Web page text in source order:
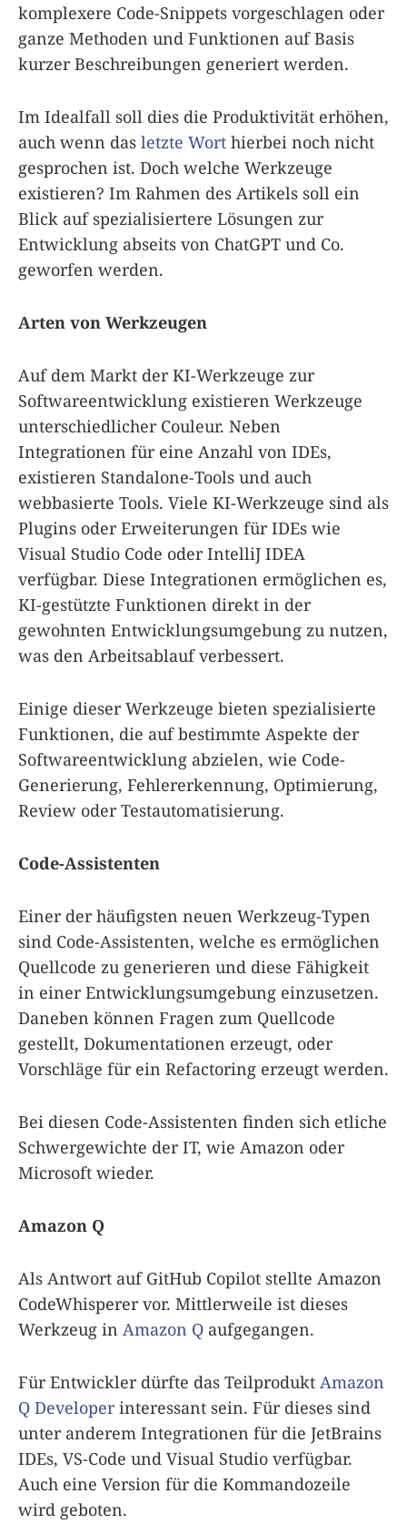
komplexere Code-Snippets vorgeschlagen oder
ganze Methoden und Funktionen auf Basis
kurzer Beschreibungen generiert werden.
Im Idealfall soll dies die Produktivität erhöhen,
auch wenn das letzte Wort hierbei noch nicht
gesprochen ist. Doch welche Werkzeuge
existieren? Im Rahmen des Artikels soll ein
Blick auf spezialisiertere Lösungen zur
Entwicklung abseits von ChatGPT und Co.
geworfen werden.
Arten von Werkzeugen
Auf dem Markt der KI-Werkzeuge zur
Softwareentwicklung existieren Werkzeuge
unterschiedlicher Couleur. Neben
Integrationen für eine Anzahl von IDEs,
existieren Standalone-Tools und auch
webbasierte Tools. Viele KI-Werkzeuge sind als
Plugins oder Erweiterungen für IDEs wie
Visual Studio Code oder IntelliJ IDEA
verfügbar. Diese Integrationen ermöglichen es,
KI-gestützte Funktionen direkt in der
gewohnten Entwicklungsumgebung zu nutzen,
was den Arbeitsablauf verbessert.
Einige dieser Werkzeuge bieten spezialisierte
Funktionen, die auf bestimmte Aspekte der
Softwareentwicklung abzielen, wie Code-
Generierung, Fehlererkennung, Optimierung,
Review oder Testautomatisierung.
Code-Assistenten
Einer der häufigsten neuen Werkzeug-Typen
sind Code-Assistenten, welche es ermöglichen
Quellcode zu generieren und diese Fähigkeit
in einer Entwicklungsumgebung einzusetzen.
Daneben können Fragen zum Quellcode
gestellt, Dokumentationen erzeugt, oder
Vorschläge für ein Refactoring erzeugt werden.
Bei diesen Code-Assistenten finden sich etliche
Schwergewichte der IT, wie Amazon oder
Microsoft wieder.
Amazon Q
Als Antwort auf GitHub Copilot stellte Amazon
CodeWhisperer vor. Mittlerweile ist dieses
Werkzeug in Amazon Q aufgegangen.
Für Entwickler dürfte das Teilprodukt Amazon
Q Developerinteressant sein. Für dieses sind
unter anderem Integrationen für die JetBrains
IDEs, VS-Code und Visual Studio verfügbar.
Auch eine Version für die Kommandozeile
wird geboten.